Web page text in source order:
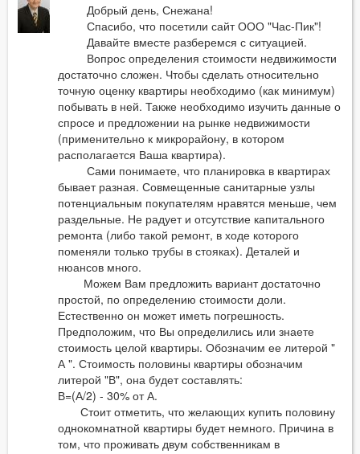
Добрый день, Снежана!
Спасибо, что посетили сайт ООО "Час-Пик"!
Давайте вместе разберемся с ситуацией.
Вопрос определения стоимости недвижимости
достаточно сложен. Чтобы сделать относительно
точную оценку квартиры необходимо (как минимум)
побывать в ней. Также необходимо изучить данные о
спросе и предложении на рынке недвижимости
(применительно к микрорайону, в котором
располагается Ваша квартира).
Сами понимаете, что планировка в квартирах
бывает разная. Совмещенные санитарные узлы
потенциальным покупателям нравятся меньше, чем
раздельные. Не радует и отсутствие капитального
ремонта (либо такой ремонт, в ходе которого
поменяли только трубы в стояках). Деталей и
нюансов много.
Можем Вам предложить вариант достаточно
простой, по определению стоимости доли.
Естественно он может иметь погрешность.
Предположим, что Вы определились или знаете
стоимость целой квартиры. Обозначим ее литерой "
А ". Стоимость половины квартиры обозначим
литерой "В", она будет составлять:
В=(А/2) - 30% от А.
Стоит отметить, что желающих купить половину
однокомнатной квартиры будет немного. Причина в
том, что проживать двум собственникам в